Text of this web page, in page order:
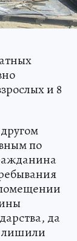
и 8
по
да
лишили